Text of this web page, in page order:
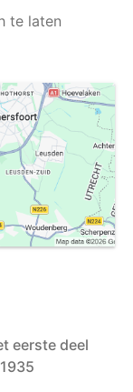
te laten
eerste deel